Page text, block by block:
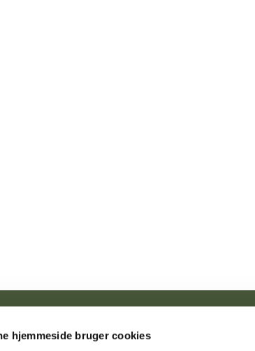
hjemmeside bruger cookies
Tune Menighedscenter, Tune Center 17,